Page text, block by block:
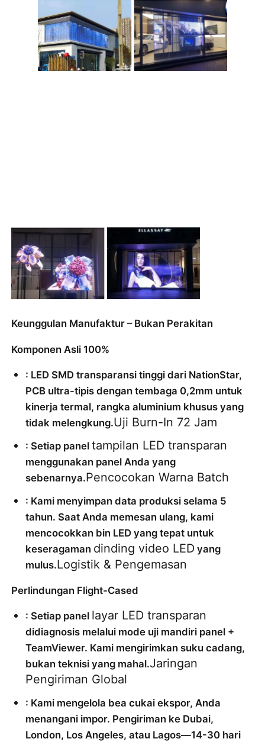
Keunggulan Manufaktur – Bukan Perakitan
Komponen Asli 100%
: LED SMD transparansi tinggi dari NationStar,
PCB ultra-tipis dengan tembaga 0,2mm untuk
kinerja termal, rangka aluminium khusus yang
tidak melengkung.Uji Burn-In 72 Jam
: Setiap panel tampilan LED transparan
menggunakan panel Anda yang
sebenarnya.Pencocokan Warna Batch
: Kami menyimpan data produksi selama 5
tahun. Saat Anda memesan ulang, kami
mencocokkan bin LED yang tepat untuk
keseragaman dinding video LED yang
mulus.Logistik & Pengemasan
Perlindungan Flight-Cased
: Setiap panel layar LED transparan
didiagnosis melalui mode uji mandiri panel +
TeamViewer. Kami mengirimkan suku cadang,
bukan teknisi yang mahal.Jaringan
Pengiriman Global
: Kami mengelola bea cukai ekspor, Anda
menangani impor. Pengiriman ke Dubai,
London, Los Angeles, atau Lagos—14-30 hari